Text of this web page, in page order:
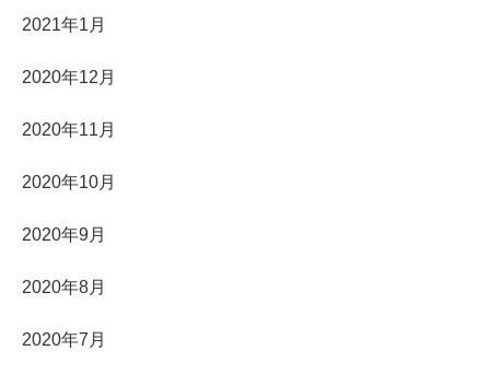
2021年1月
2020年12月
2020年11月
2020年10月
2020年9月
2020年8月
2020年7月